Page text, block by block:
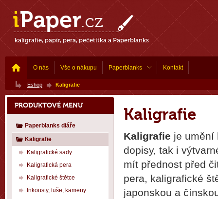
kaligrafie, papír, pera, pečetítka a Paperblanks
O nás Vše o nákupu Paperblanks Kontakt
Eshop Kaligrafie
Kaligrafie
Kaligrafie je umění
dopisy, tak i
mít přednost před
pera, kaligrafické
japonskou a
PRODUKTOVÉ MENU
Paperblanks diáře
Kaligrafie
Kaligrafické sady
Kaligrafická pera
Kaligrafické štětce
Inkousty, tuše, kameny